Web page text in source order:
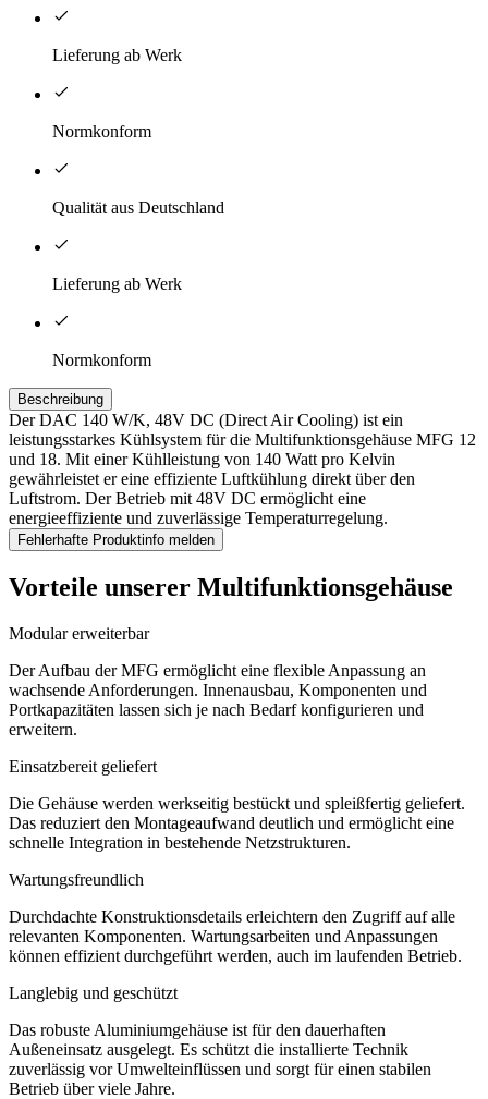
Lieferung ab Werk
Normkonform
Qualität aus Deutschland
Lieferung ab Werk
Normkonform
Beschreibung
Der DAC 140 W/K, 48V DC (Direct Air Cooling) ist ein
leistungsstarkes Kühlsystem für die Multifunktionsgehäuse MFG 12
und 18. Mit einer Kühlleistung von 140 Watt pro Kelvin
gewährleistet er eine effiziente Luftkühlung direkt über den
Luftstrom. Der Betrieb mit 48V DC ermöglicht eine
energieeffiziente und zuverlässige Temperaturregelung.
Fehlerhafte Produktinfo melden
Vorteile unserer Multifunktionsgehäuse
Modular erweiterbar
Der Aufbau der MFG ermöglicht eine flexible Anpassung an
wachsende Anforderungen. Innenausbau, Komponenten und
Portkapazitäten lassen sich je nach Bedarf konfigurieren und
erweitern.
Einsatzbereit geliefert
Die Gehäuse werden werkseitig bestückt und spleißfertig geliefert.
Das reduziert den Montageaufwand deutlich und ermöglicht eine
schnelle Integration in bestehende Netzstrukturen.
Wartungsfreundlich
Durchdachte Konstruktionsdetails erleichtern den Zugriff auf alle
relevanten Komponenten. Wartungsarbeiten und Anpassungen
können effizient durchgeführt werden, auch im laufenden Betrieb.
Langlebig und geschützt
Das robuste Aluminiumgehäuse ist für den dauerhaften
Außeneinsatz ausgelegt. Es schützt die installierte Technik
zuverlässig vor Umwelteinflüssen und sorgt für einen stabilen
Betrieb über viele Jahre.